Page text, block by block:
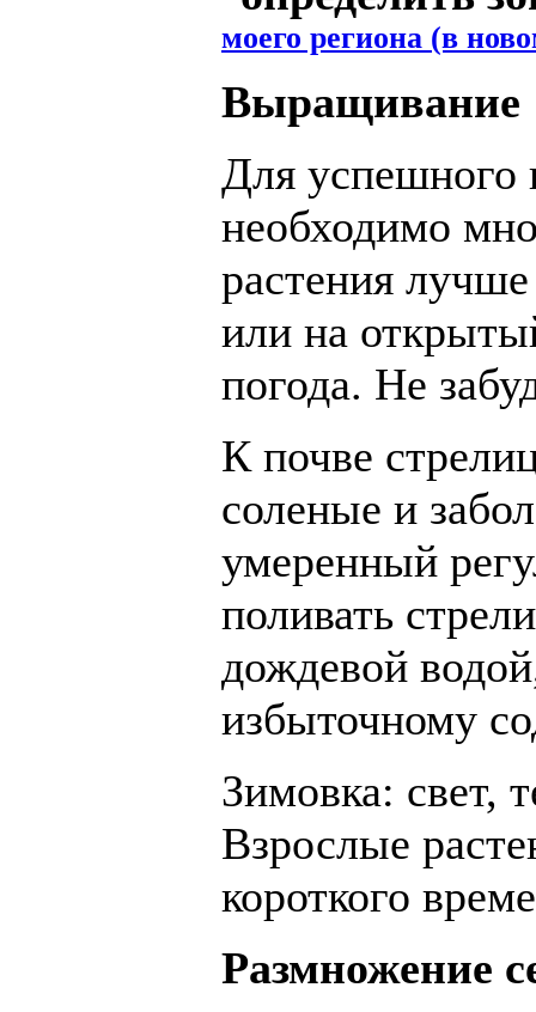
моего региона (в
Выращивание
Для успешного
необходимо
растения
или на
погода. Не
К почве
соленые и
умеренный
поливать
дождевой
избыточному
Зимовка: свет,
Взрослые
короткого
Размножение